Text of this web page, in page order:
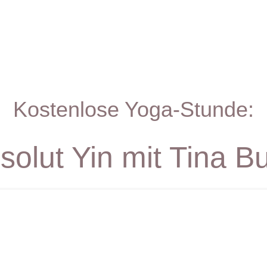
Kostenlose Yoga-Stunde:
Yin mit Tina